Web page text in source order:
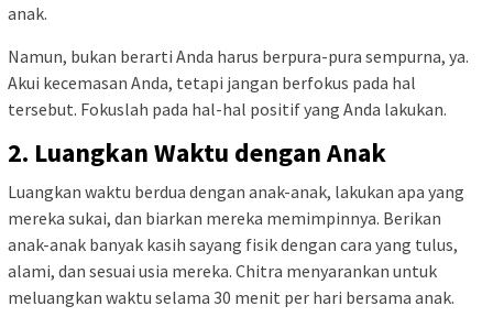
anak.
Namun, bukan berarti Anda harus berpura-pura sempurna, ya.
Akui kecemasan Anda, tetapi jangan berfokus pada hal
tersebut. Fokuslah pada hal-hal positif yang Anda lakukan.
2. Luangkan Waktu dengan Anak
Luangkan waktu berdua dengan anak-anak, lakukan apa yang
mereka sukai, dan biarkan mereka memimpinnya. Berikan
anak-anak banyak kasih sayang fisik dengan cara yang tulus,
alami, dan sesuai usia mereka. Chitra menyarankan untuk
meluangkan waktu selama 30 menit per hari bersama anak.